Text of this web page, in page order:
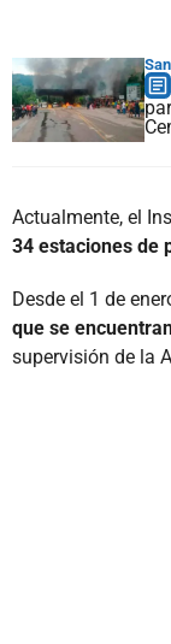
Actualmente, el
34 estaciones de
Desde el 1 de
que se
supervisión de la